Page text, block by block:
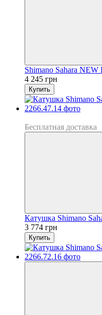
Shimano Sahara
4 245 грн
Купить
Бесплатная доставка
Катушка Shimano
3 774 грн
Купить